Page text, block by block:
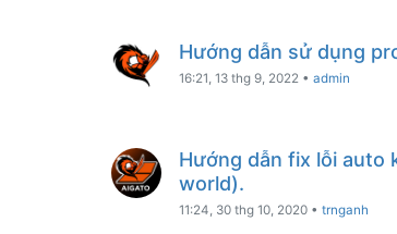
Hướng dẫn sử dụng
16:21, 13 thg 9, 2022 • admin
Hướng dẫn fix lỗi auto
world).
11:24, 30 thg 10, 2020 • trnganh